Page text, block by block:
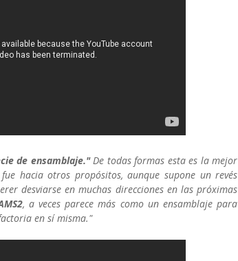
de ensamblaje." De todas formas esta es la mejor
hacia otros propósitos, aunque supone un revés
desviarse en muchas direcciones en las próximas
, a veces parece más como un ensamblaje para
en sí misma."